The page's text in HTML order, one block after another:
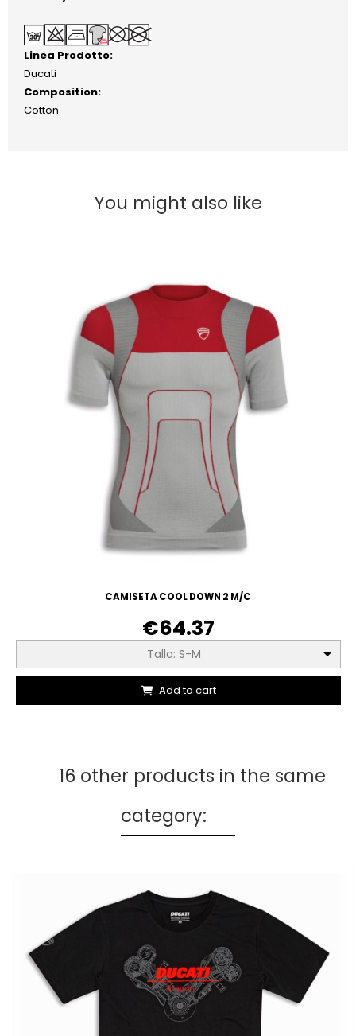
Linea Prodotto:
Ducati
Composition:
Cotton
You might also like
CAMISETA COOL DOWN 2 M/C
€64.37
Talla: S-M
Add to cart
16 other products in the same
category: